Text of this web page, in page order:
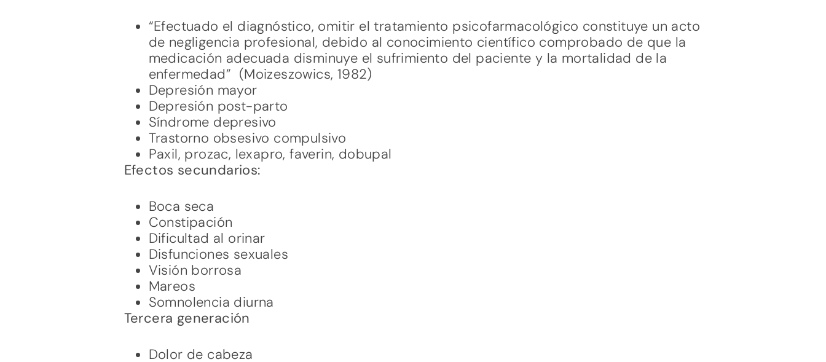
“Efectuado el diagnóstico, omitir el tratamiento psicofarmacológico constituye un acto
de negligencia profesional, debido al conocimiento científico comprobado de que la
medicación adecuada disminuye el sufrimiento del paciente y la mortalidad de la
enfermedad” (Moizeszowics, 1982)
Depresión mayor
Depresión post-parto
Síndrome depresivo
Trastorno obsesivo compulsivo
Paxil, prozac, lexapro, faverin, dobupal
Efectos secundarios:
Boca seca
Constipación
Dificultad al orinar
Disfunciones sexuales
Visión borrosa
Mareos
Somnolencia diurna
Tercera generación
Dolor de cabeza